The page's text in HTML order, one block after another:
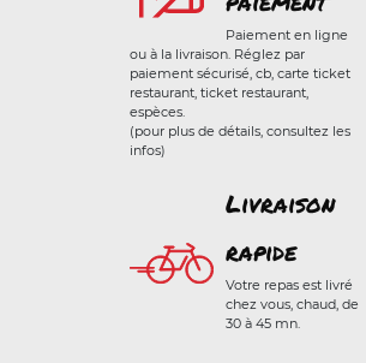
Paiement en ligne
ou à la livraison. Réglez par
paiement sécurisé, cb, carte ticket
restaurant, ticket restaurant,
espèces.
(pour plus de détails, consultez les
infos)
Livraison
rapide
Votre repas est livré
chez vous, chaud, de
30 à 45 mn.